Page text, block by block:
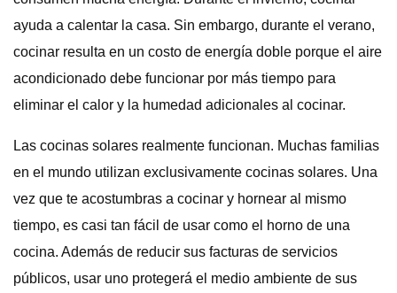
ayuda a calentar la casa. Sin embargo, durante el verano,
cocinar resulta en un costo de energía doble porque el aire
acondicionado debe funcionar por más tiempo para
eliminar el calor y la humedad adicionales al cocinar.
Las cocinas solares realmente funcionan. Muchas familias
en el mundo utilizan exclusivamente cocinas solares. Una
vez que te acostumbras a cocinar y hornear al mismo
tiempo, es casi tan fácil de usar como el horno de una
cocina. Además de reducir sus facturas de servicios
públicos, usar uno protegerá el medio ambiente de sus